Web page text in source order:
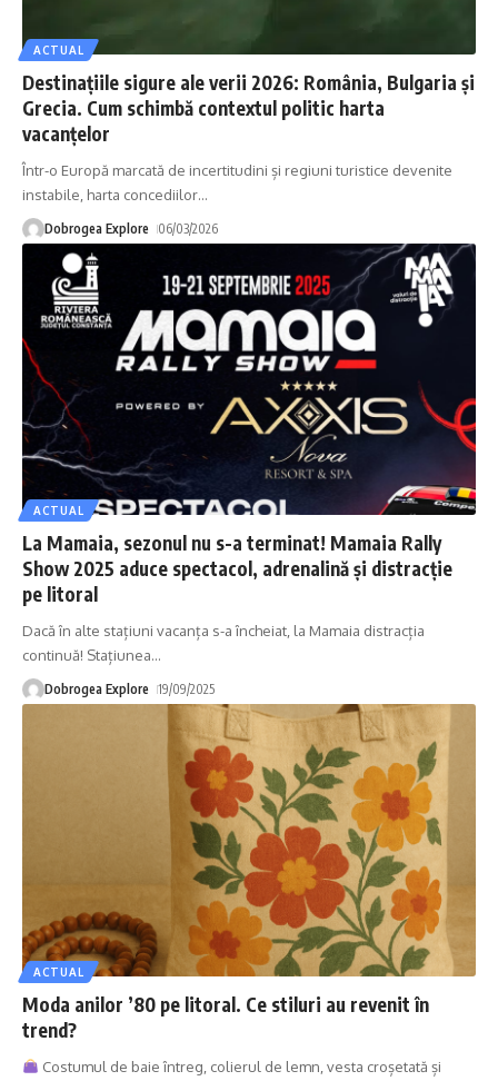
ACTUAL
Destinațiile sigure ale verii 2026: România, Bulgaria și
Grecia. Cum schimbă contextul politic harta
vacanțelor
Într-o Europă marcată de incertitudini și regiuni turistice devenite
instabile, harta concediilor…
Dobrogea Explore 06/03/2026
ACTUAL
La Mamaia, sezonul nu s-a terminat! Mamaia Rally
Show 2025 aduce spectacol, adrenalină și distracție
pe litoral
Dacă în alte stațiuni vacanța s-a încheiat, la Mamaia distracția
continuă! Stațiunea…
Dobrogea Explore 19/09/2025
ACTUAL
Moda anilor ’80 pe litoral. Ce stiluri au revenit în
trend?
Costumul de baie întreg, colierul de lemn, vesta croșetată și